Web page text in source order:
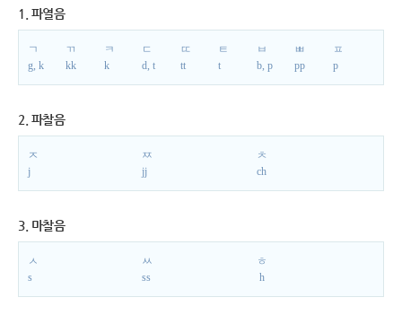
1. 파열음
ㄱ
g, k
ㄲ
kk
ㅋ
k
ㄷ
d, t
ㄸ
tt
ㅌ
t
ㅂ
b, p
ㅃ
pp
ㅍ
p
2. 파찰음
ㅈ
j
ㅉ
jj
ㅊ
ch
3. 마찰음
ㅅ
s
ㅆ
ss
ㅎ
h